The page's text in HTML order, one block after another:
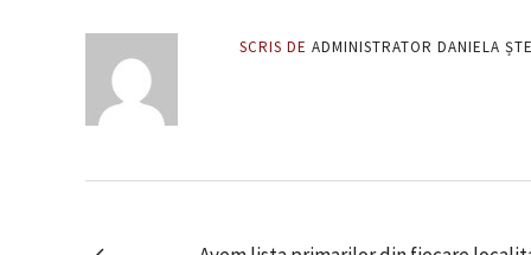
SCRIS DE ADMINISTRATOR DANIELA